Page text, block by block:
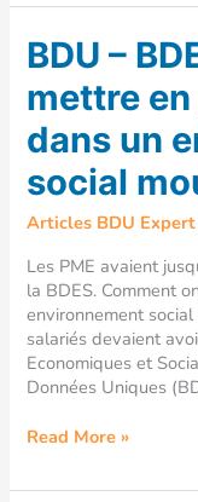
la
DSN
BDU –
mettre en
dans un
social
Articles BDU Expert
Les PME avaient
la BDES. Comment
environnement
salariés devaient
Economiques et
Données Uniques
BDU
–
BDES
:
Comment
en
place
BDES
dans
un
environnement
social
mouvant
Read More »